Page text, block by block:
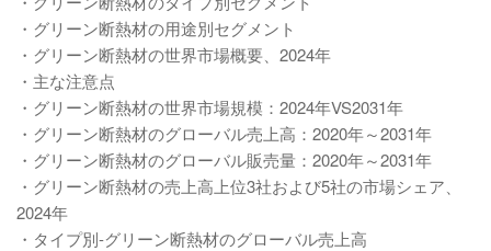
・グリーン断熱材の用途別セグメント
・グリーン断熱材の世界市場概要、2024年
・主な注意点
・グリーン断熱材の世界市場規模：2024年VS2031年
・グリーン断熱材のグローバル売上高：2020年～2031年
・グリーン断熱材のグローバル販売量：2020年～2031年
・グリーン断熱材の売上高上位3社および5社の市場シェア、
2024年
・タイプ別-グリーン断熱材のグローバル売上高